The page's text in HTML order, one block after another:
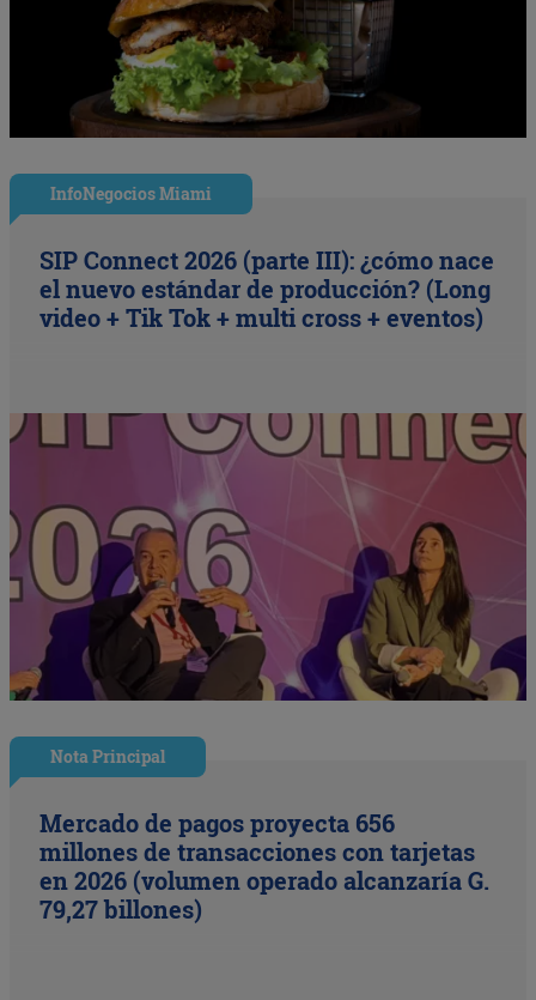
InfoNegocios Miami
SIP Connect 2026 (parte III): ¿cómo nace
el nuevo estándar de producción? (Long
video + Tik Tok + multi cross + eventos)
Nota Principal
Mercado de pagos proyecta 656
millones de transacciones con tarjetas
en 2026 (volumen operado alcanzaría G.
79,27 billones)